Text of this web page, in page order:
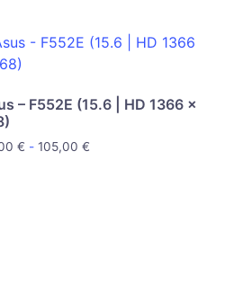
– F552E (15.6 | HD 1366 x
€ - 105,00 €